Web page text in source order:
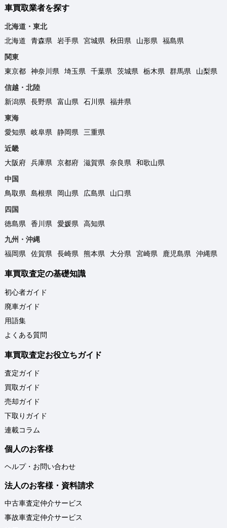
車買取業者を探す
北海道・東北
北海道
青森県 岩手県 宮城県 秋田県 山形県
福島県
関東
東京都
神奈川県 埼玉県 千葉県 茨城県 栃木県 群馬県
山梨県
信越・北陸
新潟県
長野県 富山県 石川県
福井県
東海
愛知県
岐阜県 静岡県
三重県
近畿
大阪府
兵庫県 京都府 滋賀県 奈良県
和歌山県
中国
鳥取県
島根県 岡山県 広島県
山口県
四国
徳島県
香川県 愛媛県
高知県
九州・沖縄
福岡県
佐賀県 長崎県 熊本県 大分県 宮崎県 鹿児島県 沖縄県
車買取査定の基礎知識
初心者ガイド
廃車ガイド
用語集
よくある質問
車買取査定お役立ちガイド
査定ガイド
買取ガイド
売却ガイド
下取りガイド
連載コラム
個人のお客様
ヘルプ・お問い合わせ
法人のお客様・資料請求
中古車査定仲介サービス
事故車査定仲介サービス